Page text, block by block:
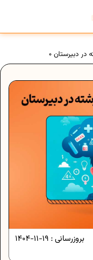
بروزرسانی : 19-11-1404